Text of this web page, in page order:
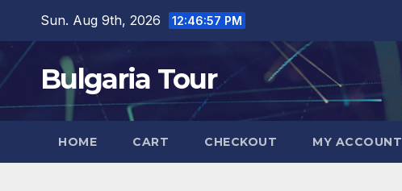
content
Sun. Aug 9th, 2026 12:46:59 PM
Bulgaria Tour
HOME CART CHECKOUT MY ACCOUNT